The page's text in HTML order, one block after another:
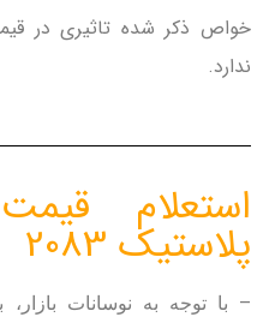
ندارد.
استعلام
پلاستیک 2083
– با توجه به نوسانات بازار،